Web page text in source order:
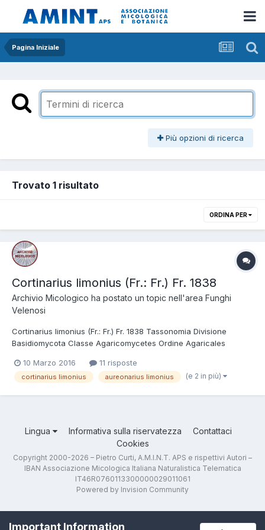
Pagina Iniziale
Più opzioni di ricerca
Trovato 1 risultato
ORDINA PER
Cortinarius limonius (Fr.: Fr.) Fr. 1838
Archivio Micologico ha postato un topic nell'area Funghi
Velenosi
Cortinarius limonius (Fr.: Fr.) Fr. 1838 Tassonomia Divisione
Basidiomycota Classe Agaricomycetes Ordine Agaricales
Leprocybe Sezione Limonii Nezdojm. Clade /limonius Sinonimi
Cortinarius luteus Peck 1890 Cortinarius...
10 Marzo 2016 11 risposte
cortinarius limonius aureonarius limonius (e 2 in più)
Lingua Informativa sulla riservatezza
Contattaci
Cookies
Copyright 2000-2026 – Pietro Curti, A.M.I.N.T. APS e rispettivi Autori –
IBAN Associazione Micologica Italiana Naturalistica Telematica
IT46R0760113300000029011061
Powered by Invision Community
Important Information